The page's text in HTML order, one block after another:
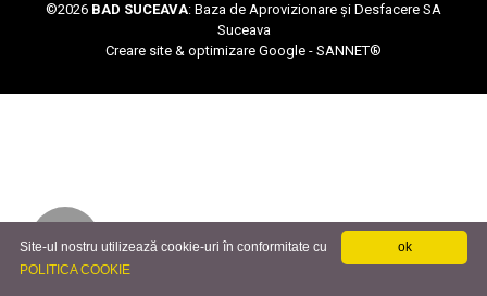
©2026 BAD SUCEAVA: Baza de Aprovizionare și Desfacere SA
Suceava
Creare site & optimizare Google - SANNET®
ok
Site-ul nostru utilizează cookie-uri în conformitate cu
POLITICA COOKIE